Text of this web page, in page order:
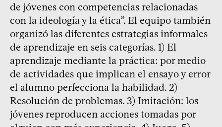
de jóvenes con competencias relacionadas
con la ideología y la ética”. El equipo también
organizó las diferentes estrategias informales
de aprendizaje en seis categorías. 1) El
aprendizaje mediante la práctica: por medio
de actividades que implican el ensayo y error
el alumno perfecciona la habilidad. 2)
Resolución de problemas. 3) Imitación: los
jóvenes reproducen acciones tomadas por